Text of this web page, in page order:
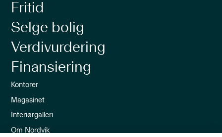
Fritid
Selge bolig
Verdivurdering
Finansiering
Kontorer
Magasinet
Interiørgalleri
Om Nordvik